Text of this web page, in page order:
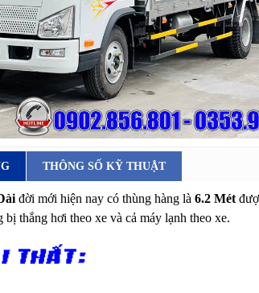
THÔNG SỐ KỸ THUẬT
đời mới hiện nay có thùng hàng là6.2 Mét
bị thắng hơi theo xe và cả máy lạnh theo xe.